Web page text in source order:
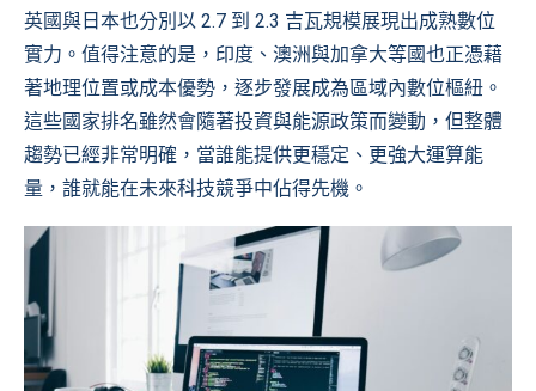
英國與日本也分別以 2.7 到 2.3 吉瓦規模展現出成熟數位
實力。值得注意的是，印度、澳洲與加拿大等國也正憑藉
著地理位置或成本優勢，逐步發展成為區域內數位樞紐。
這些國家排名雖然會隨著投資與能源政策而變動，但整體
趨勢已經非常明確，當誰能提供更穩定、更強大運算能
量，誰就能在未來科技競爭中佔得先機。